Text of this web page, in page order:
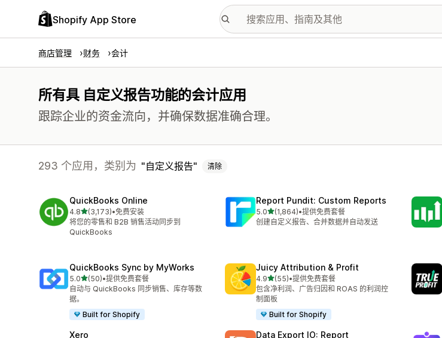
Shopify App Store
商店管理 财务 会计
所有具 自定义报告功能的会计应用
跟踪企业的资金流向，并确保数据准确合理。
293 个应用，类别为 自定义报告 清除
QuickBooks Online
4.8星（满分 5 星）
(3,173)
总共 3173 条评论
•免费安装
将您的零售和 B2B 销售活动同步到
QuickBooks
Report Pundit: Custom Reports
5.0星（满分 5 星）
(1,864)
总共 1864 条评论
•提供免费套餐
创建自定义报告、合并数据并自动发送
QuickBooks Sync by MyWorks
5.0星（满分 5 星）
(50)
总共 50 条评论
•提供免费套餐
自动与 QuickBooks 同步销售、库存等数
据。
Built for Shopify
Juicy Attribution & Profit
4.9星（满分 5 星）
(55)
总共 55 条评论
•提供免费套餐
包含净利润、广告归因和 ROAS 的利润控
制面板
Built for Shopify
Xero Data Export IO: Report